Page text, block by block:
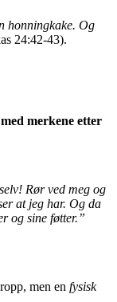
honningkake. Og
24:42-43).
merkene etter
Rør ved meg og
at jeg har. Og da
og sine føtter.”
men en fysisk